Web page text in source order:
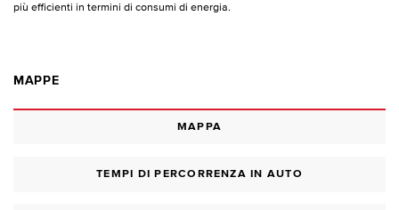
più efficienti in termini di consumi di energia.
MAPPE
MAPPA
TEMPI DI PERCORRENZA IN AUTO